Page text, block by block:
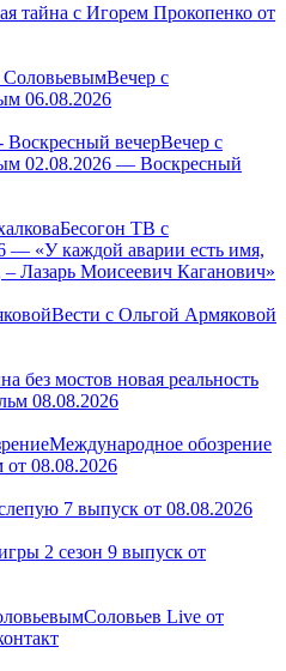
тайна с Игорем Прокопенко от
Вечер с
06.08.2026
Вечер с
02.08.2026 — Воскресный
Бесогон ТВ с
— «У каждой аварии есть имя,
Лазарь Моисеевич Каганович»
Вести с Ольгой Армяковой
без мостов новая реальность
08.08.2026
Международное обозрение
08.08.2026
7 выпуск от 08.08.2026
2 сезон 9 выпуск от
Соловьев Live от